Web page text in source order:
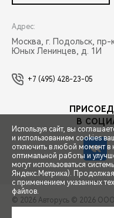
СПЕЦПРЕДЛОЖЕНИЯ
ЗАПИСЬ НА ТЕСТ-
Адрес:
Москва, г. Подольск, пр-
Юных Ленинцев, д. 1И
+7 (495) 428-23-05
В
© 2026 Авторусь © 2026
Используя сайт, вы
и использованием cookies
отключить в любой момент в
оптимальной работы и
могут использоваться
Яндекс.Метрика). Продолжая
с применением указанных
файлов.